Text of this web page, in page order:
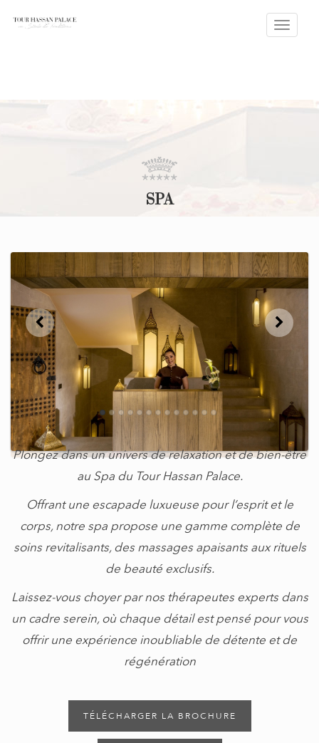
Toggle
SPA
Plongez dans un univers de relaxation et de bien-être
au Spa du Tour Hassan Palace.
Offrant une escapade luxueuse pour l’esprit et le
corps, notre spa propose une gamme complète de
soins revitalisants, des massages apaisants aux rituels
de beauté exclusifs.
Laissez-vous choyer par nos thérapeutes experts dans
un cadre serein, où chaque détail est pensé pour vous
offrir une expérience inoubliable de détente et de
régénération
TÉLÉCHARGER LA BROCHURE